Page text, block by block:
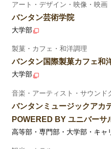
アート・デザイン・映像・映画
バンタン芸術学院
大学部
製菓・カフェ・和洋調理
バンタン国際製菓カフェ和
大学部
音楽・アーティスト・サウンド
バンタンミュージックアカ
POWERED BY ユニバーサ
高等部・専門部・大学部・キャ